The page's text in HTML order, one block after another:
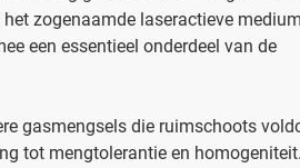
zogenaamde laseractieve
een essentieel onderdeel van de
gasmengsels die ruimschoots
tot mengtolerantie en homogeniteit.